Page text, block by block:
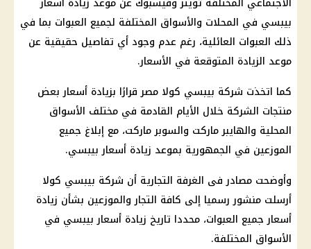
بيبسي في المحلات والأسواق المختلفة لجميع العبوات بما في
ذلك العبوات العائلية، رغم عدم وجود أي تفاصيل حقيقية عن
موعد الزيادة المتوقعة في الأسعار.
كما اتخذت شركة بيبسي كولا مصر قرارًا بزيادة أسعار بعض
منتجات الشركة خلال الأيام القادمة في مختلف الأسواق
المحلية والهايبر ماركت والسوبر ماركت، مع إبلاغ جميع
الموزعين في الجمهورية بموعد زيادة أسعار بيبسي.
وأوضحت مصادر فى الغرفة التجارية أن شركة بيبسي كولا
أرسلت منشور رسميا إلى كافة التجار والموزعين بشأن زيادة
أسعار جميع العبوات، محددا تاريخ زيادة أسعار بيبسي في
الأسواق المختلفة.